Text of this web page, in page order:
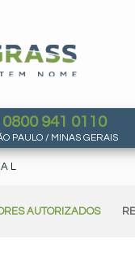
0800 941 0110
PAULO / MINAS GERAIS
AUTORIZADOS